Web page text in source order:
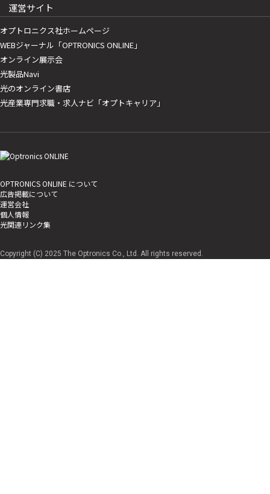
運営サイト
オプトロニクス社ホームページ
WEBジャーナル「OPTRONICS ONLINE」
オンライン展示会
光製品Navi
光のオンライン書店
光産業専門求職・求人ナビ「オプトキャリア」
OPTRONICS ONLINE について
広告掲載について
運営会社
個人情報
光関連リンク集
Copyright (C) 2025 The Optronics Co., Ltd. All rights reserved.